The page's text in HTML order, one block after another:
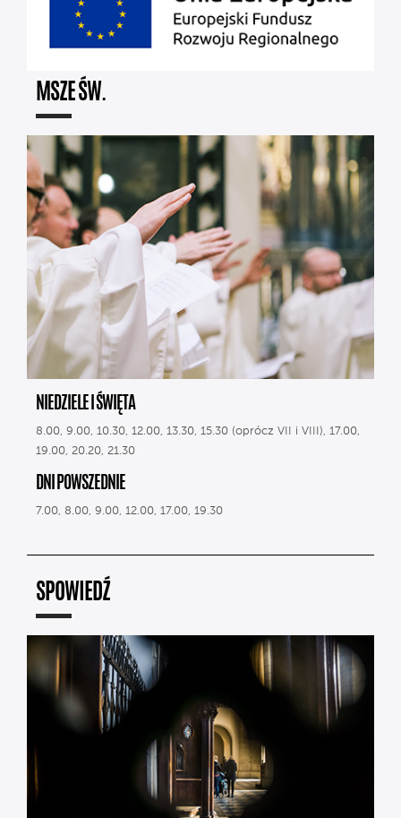
MSZE ŚW.
NIEDZIELE I ŚWIĘTA
8.00, 9.00, 10.30, 12.00, 13.30, 15.30 (oprócz VII i VIII), 17.00,
19.00, 20.20, 21.30
DNI POWSZEDNIE
7.00, 8.00, 9.00, 12.00, 17.00, 19.30
SPOWIEDŹ